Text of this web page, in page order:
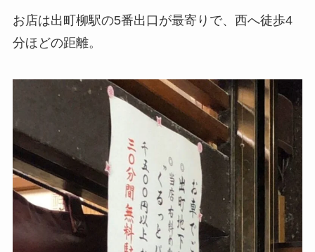
お店は出町柳駅の5番出口が最寄りで、西へ徒歩4
分ほどの距離。